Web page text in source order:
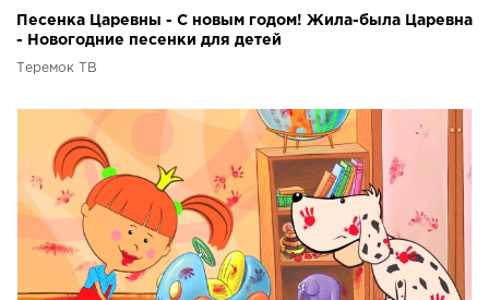
Песенка Царевны - С новым годом! Жила-была Царевна
- Новогодние песенки для детей
Теремок ТВ